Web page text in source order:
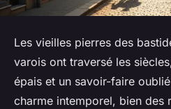
Les vieilles pierres des
varois ont traversé les
épais et un savoir-faire
charme intemporel, bien des